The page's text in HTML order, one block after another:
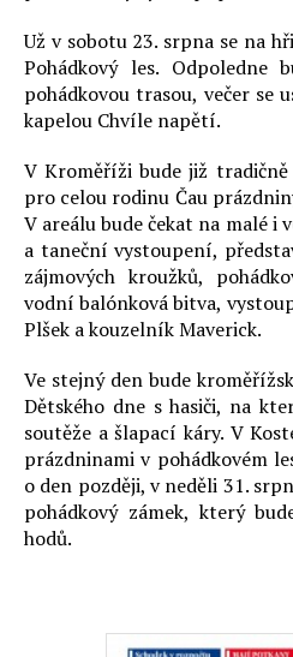
Už v sobotu 23. srpna se na
Pohádkový les. Odpoledne
pohádkovou trasou, večer se
kapelou Chvíle napětí.
V Kroměříži bude již
pro celou rodinu Čau
V areálu bude čekat na malé i
a taneční vystoupení,
zájmových kroužků,
vodní balónková bitva,
Plšek a kouzelník Maverick.
Ve stejný den bude
Dětského dne s hasiči, na
soutěže a šlapací káry. V
prázdninami v pohádkovém
o den později, v neděli 31.
pohádkový zámek, který
hodů.